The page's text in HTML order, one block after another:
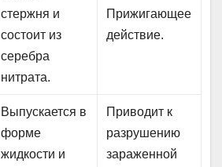
стержня и
состоит из
серебра
нитрата.
Прижигающее
действие.
Выпускается в
форме
жидкости и
Приводит к
разрушению
зараженной